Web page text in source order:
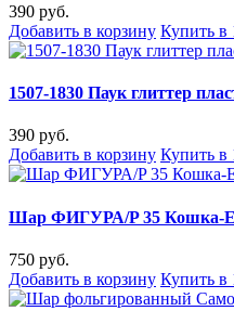
390 руб.
Добавить в корзину Купить в
1507-1830 Паук глиттер
390 руб.
Добавить в корзину Купить в
Шар ФИГУРА/P 35 Кошка-
750 руб.
Добавить в корзину Купить в